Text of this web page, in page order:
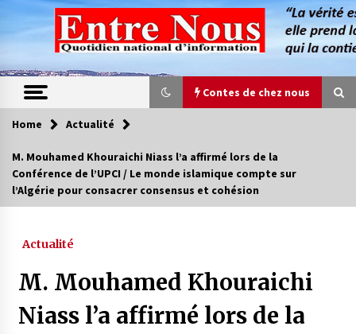
content
Contes de chez nous
Contes de chez nous
Quand la mère n’est plus là (17e partie)
Oum el Gaïla / L’ogresse du M’zab
Home Actualité
M. Mouhamed Khouraichi Niass l’a affirmé lors de la
Conférence de l’UPCI / Le monde islamique compte sur
l’Algérie pour consacrer consensus et cohésion
Actualité
M. Mouhamed Khouraichi
Niass l’a affirmé lors de la